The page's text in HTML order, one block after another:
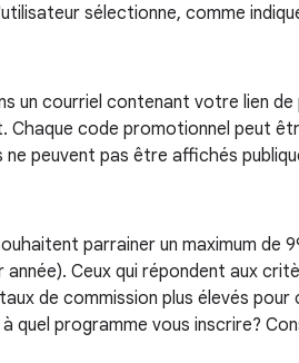
sélectionne, comme
un courriel contenant votre lien
code promotionnel peut
peuvent pas être affichés
parrainer un maximum de
Ceux qui répondent aux
de commission plus élevés
quel programme vous inscrire?